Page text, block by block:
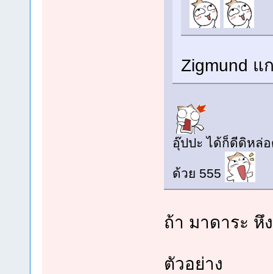
Zigmund แ
อุ๊ปปะ ได้ก็ดีดิหล่
ด้วย 555
ถ้า มาดาระ หึ
ตัวอย่าง